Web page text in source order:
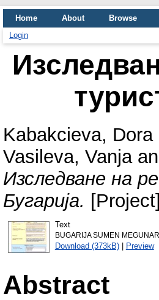
Home About
Browse
Login
Kabakcieva, Dora
Vasileva, Vanja
Изследване на
Бугарија. [Project]
Text
BUGARIJA SUMEN
Download (373kB)| Preview
Abstract